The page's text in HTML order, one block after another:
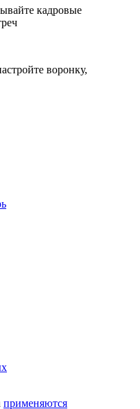
кадровые
воронку,
применяются